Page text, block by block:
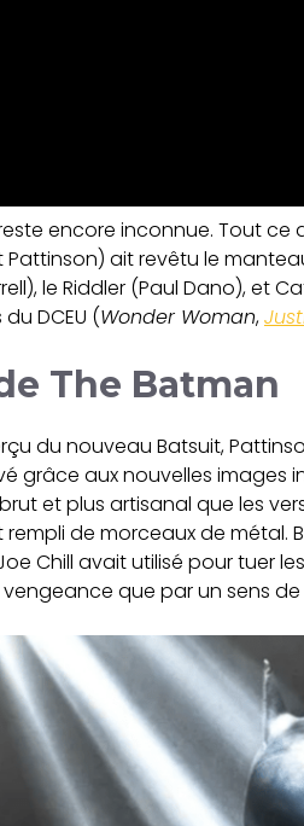
encore inconnue. Tout ce
ait revêtu le
le Riddler (Paul Dano), et
DCEU (Wonder Woman,
The Batman
du nouveau Batsuit,
grâce aux nouvelles images
et plus artisanal que les
de morceaux de
Chill avait utilisé pour tuer
que par un sens de